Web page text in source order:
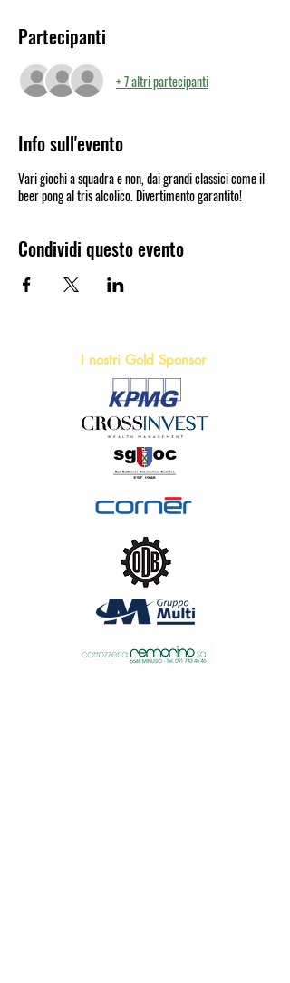
Partecipanti
+ 7 altri partecipanti
Info sull'evento
Vari giochi a squadra e non, dai grandi classici come il
beer pong al tris alcolico. Divertimento garantito!
Condividi questo evento
I nostri Gold Sponsor